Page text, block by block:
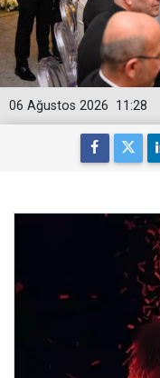
11:28
06 Ağustos 2026